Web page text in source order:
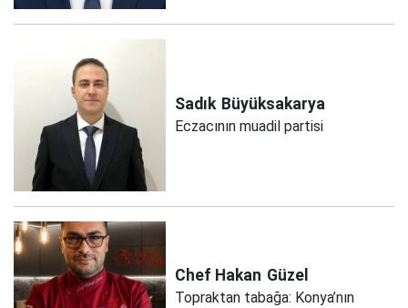
Sadık Büyüksakarya
Eczacının muadil partisi
Chef Hakan Güzel
Topraktan tabağa: Konya’nın